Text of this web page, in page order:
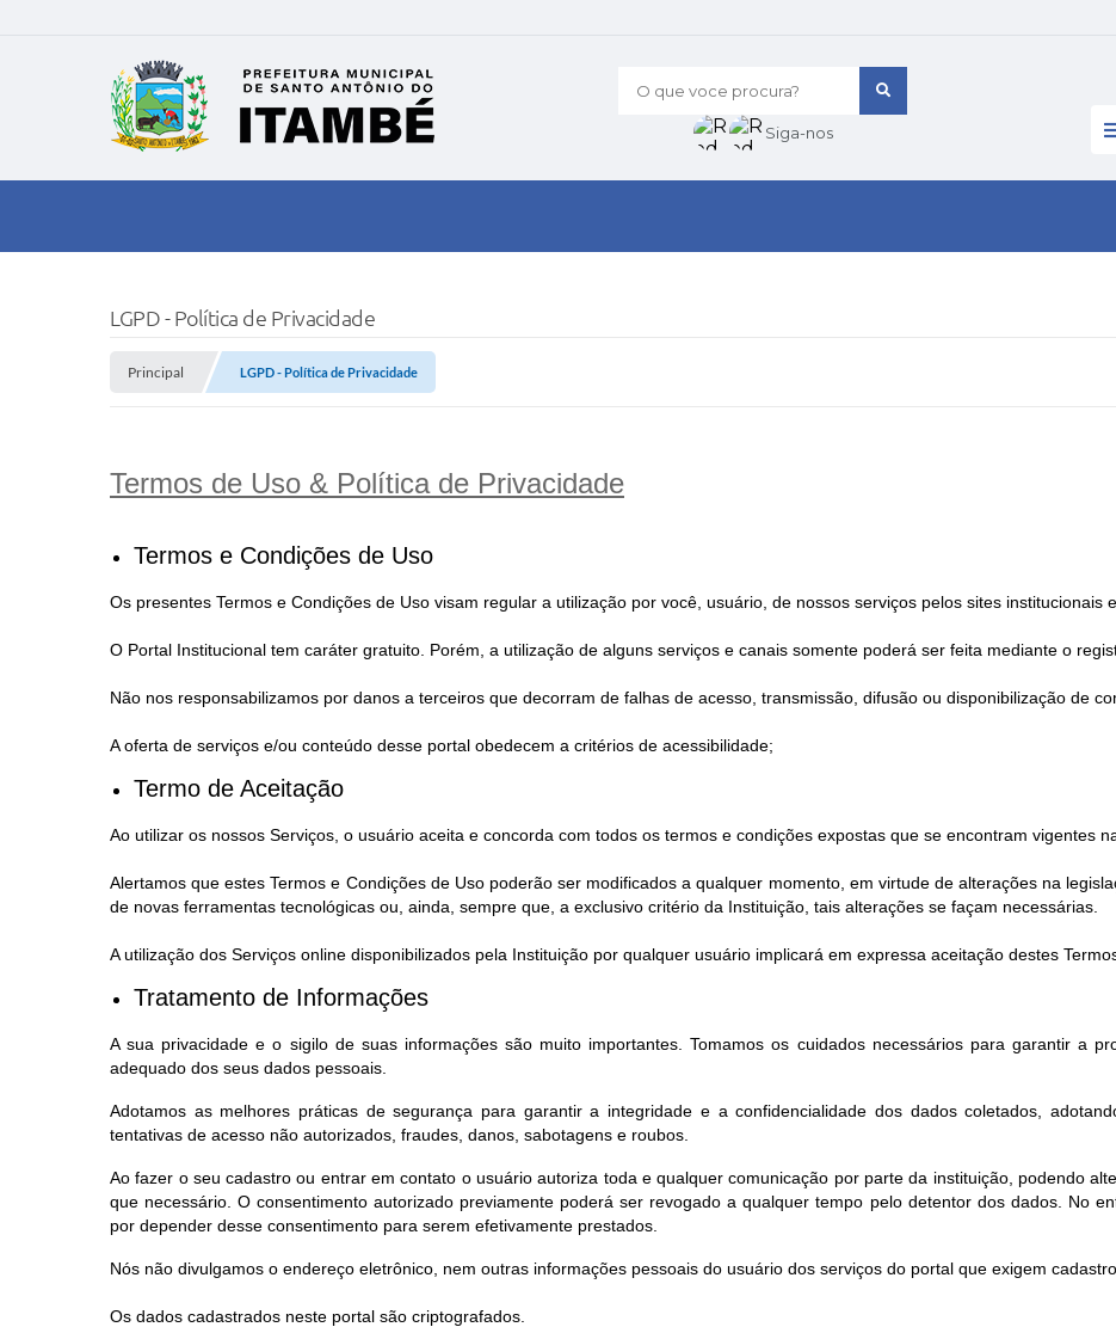
O que voce procura?
Siga-nos
LGPD - Política de Privacidade
Principal LGPD - Política de Privacidade
Termos de Uso & Política de Privacidade
Termos e Condições de Uso
Os presentes Termos e Condições de Uso visam regular a utilização por você, usuário, de nossos serviços pelos sites institucionais
O Portal Institucional tem caráter gratuito. Porém, a utilização de alguns serviços e canais somente poderá ser feita mediante o
Não nos responsabilizamos por danos a terceiros que decorram de falhas de acesso, transmissão, difusão ou disponibilização de
A oferta de serviços e/ou conteúdo desse portal obedecem a critérios de acessibilidade;
Termo de Aceitação
Ao utilizar os nossos Serviços, o usuário aceita e concorda com todos os termos e condições expostas que se encontram vigentes
Alertamos que estes Termos e Condições de Uso poderão ser modificados a qualquer momento, em virtude de alterações na
de novas ferramentas tecnológicas ou, ainda, sempre que, a exclusivo critério da Instituição, tais alterações se façam necessárias.
A utilização dos Serviços online disponibilizados pela Instituição por qualquer usuário implicará em expressa aceitação destes
Tratamento de Informações
A sua privacidade e o sigilo de suas informações são muito importantes. Tomamos os cuidados necessários para garantir a
adequado dos seus dados pessoais.
Adotamos as melhores práticas de segurança para garantir a integridade e a confidencialidade dos dados coletados,
tentativas de acesso não autorizados, fraudes, danos, sabotagens e roubos.
Ao fazer o seu cadastro ou entrar em contato o usuário autoriza toda e qualquer comunicação por parte da instituição, podendo
que necessário. O consentimento autorizado previamente poderá ser revogado a qualquer tempo pelo detentor dos dados. No
por depender desse consentimento para serem efetivamente prestados.
Nós não divulgamos o endereço eletrônico, nem outras informações pessoais do usuário dos serviços do portal que exigem
Os dados cadastrados neste portal são criptografados.